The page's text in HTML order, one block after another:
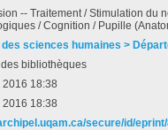
-- Traitement / Stimulation du
/ Cognition / Pupille
des sciences humaines >
bibliothèques
2016 18:38
2016 18:38
secure/id/